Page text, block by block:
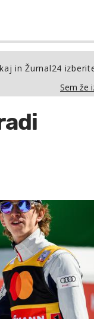
in Žurnal24
Sem že